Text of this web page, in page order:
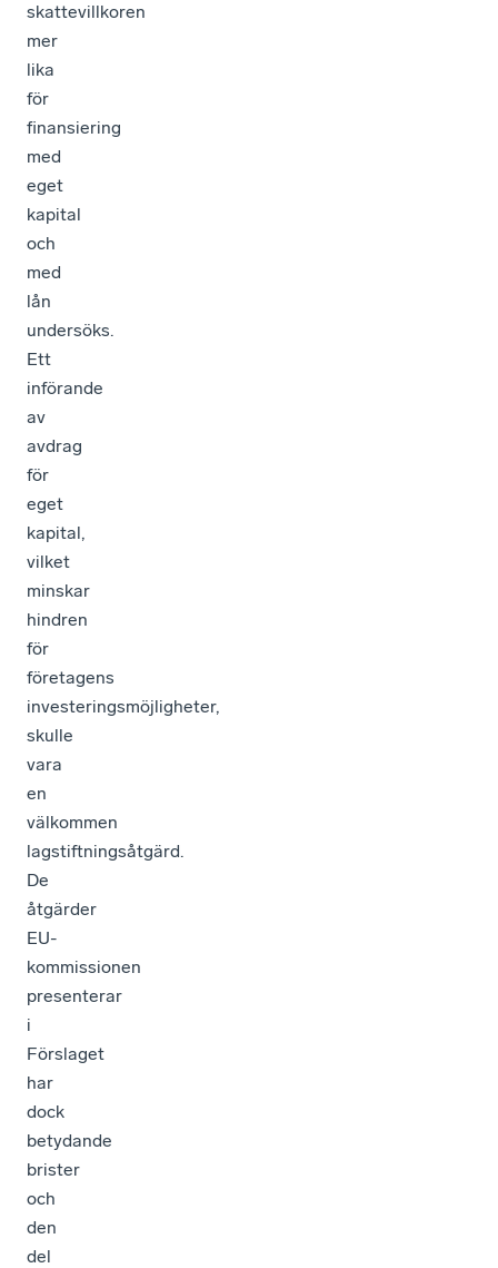
skattevillkoren
mer
lika
för
finansiering
med
eget
kapital
och
med
lån
undersöks.
Ett
införande
av
avdrag
för
eget
kapital,
vilket
minskar
hindren
för
företagens
investeringsmöjligheter,
skulle
vara
en
välkommen
lagstiftningsåtgärd.
De
åtgärder
EU-
kommissionen
presenterar
i
Förslaget
har
dock
betydande
brister
och
den
del